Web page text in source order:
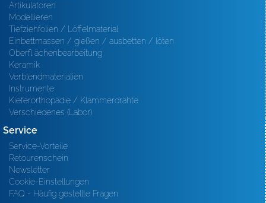
Artikulatoren
Modellieren
Tiefziehfolien / Löffelmaterial
Einbettmassen / gießen / ausbetten / löten
Oberfl ächenbearbeitung
Keramik
Verblendmaterialien
Instrumente
Kieferorthopädie / Klammerdrähte
Verschiedenes (Labor)
Service
Service-Vorteile
Retourenschein
Newsletter
Cookie-Einstellungen
FAQ - Häufig gestellte Fragen